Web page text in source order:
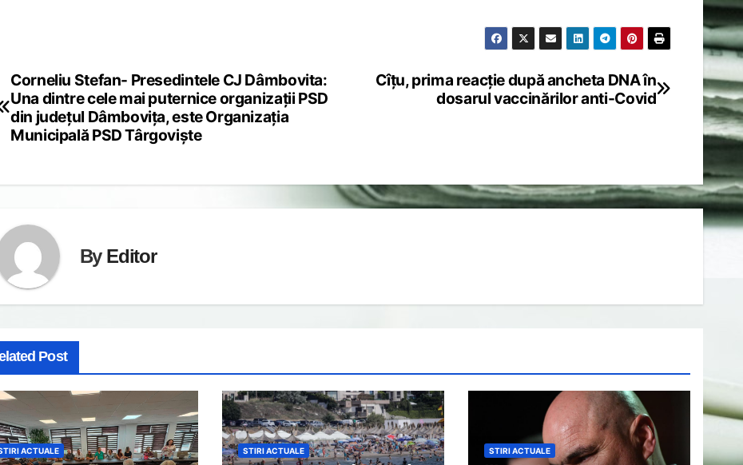
Post
Cîțu, prima reacție după ancheta DNA în
dosarul vaccinărilor anti-Covid
Corneliu Stefan- Presedintele CJ Dâmbovita:
Una dintre cele mai puternice organizații PSD
din județul Dâmbovița, este Organizația
Municipală PSD Târgoviște
By Editor
Post
ACTUALE STIRI ACTUALE STIRI ACTUALE